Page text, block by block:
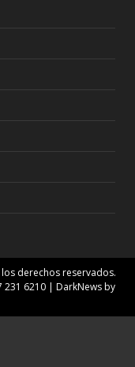
derechos reservados.
231 6210 | DarkNewsby